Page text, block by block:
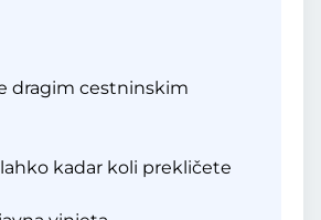
dragim cestninskim
kadar koli prekličete